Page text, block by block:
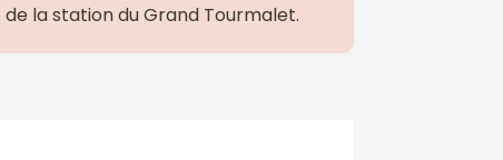
la station du Grand Tourmalet.